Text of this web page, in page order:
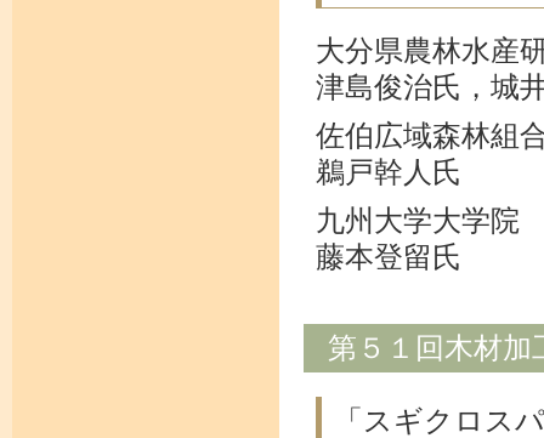
大分県農林水産
津島俊治氏，城
佐伯広域森林組
鵜戸幹人氏
九州大学大学院
藤本登留氏
第５１回木材加
「スギクロス